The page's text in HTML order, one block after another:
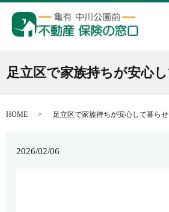
足立区で家族持ちが安心
HOME 足立区で家族持ちが安心して暮ら
2026/02/06